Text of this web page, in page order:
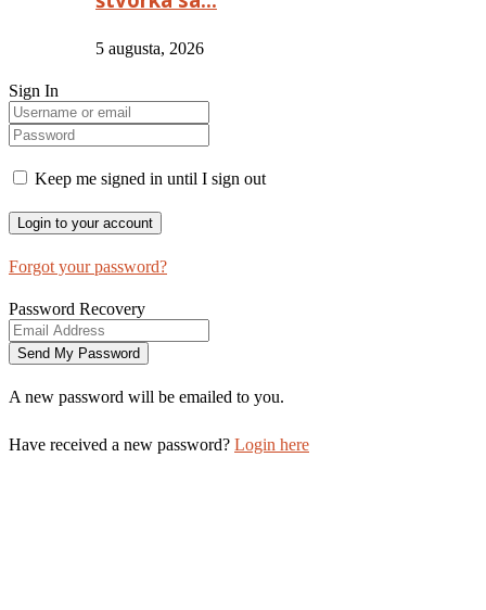
5 augusta, 2026
Sign In
Keep me signed in until I sign out
Forgot your password?
Password Recovery
A new password will be emailed to you.
Have received a new password? Login here